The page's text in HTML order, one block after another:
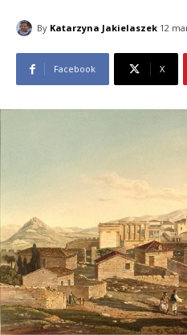
By Katarzyna Jakielaszek 12
Facebook X